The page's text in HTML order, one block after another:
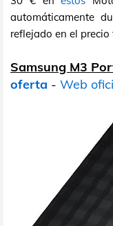
automáticamente
reflejado en el precio
Samsung M3
oferta - Web